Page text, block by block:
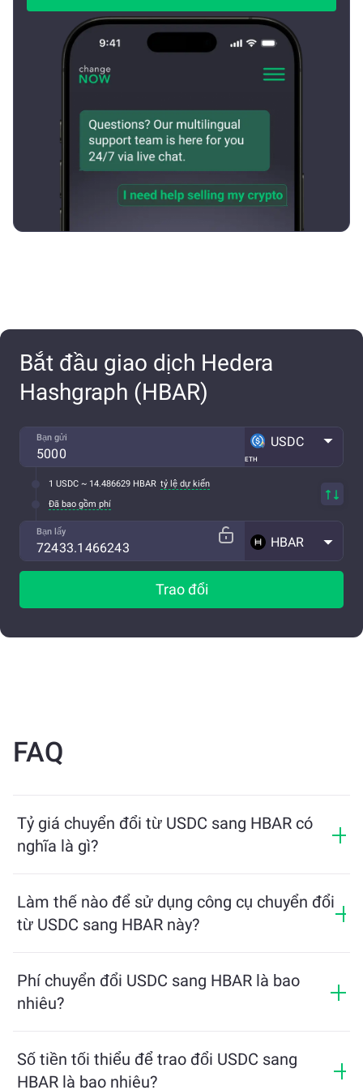
Bắt đầu giao dịch Hedera
Hashgraph (HBAR)
Bạn gửi
ETH
USDC
1 USDC ~ 14.486629 HBAR tỷ lệ dự kiến
Đã bao gồm phí
Bạn lấy
HBAR
Trao đổi
FAQ
Tỷ giá chuyển đổi từ USDC sang HBAR có
nghĩa là gì?
nhiêu HBAR khi đổi lấy USDC. Tỷ giá này dao động
theo điều kiện thị trường, cung và cầu, và tính thanh
Làm thế nào để sử dụng công cụ chuyển đổi
từ USDC sang HBAR này?
sẽ tính toán số lượng HBAR ước tính mà bạn sẽ nhận
được. Sau đó, làm theo các bước để hoàn tất giao
Phí chuyển đổi USDC sang HBAR là bao
nhiêu?
thanh khoản và điều kiện thị trường. ChangeNOW
cung cấp tỷ lệ cạnh tranh mà không có phí ẩn, và số
Số tiền tối thiểu để trao đổi USDC sang
HBAR là bao nhiêu?